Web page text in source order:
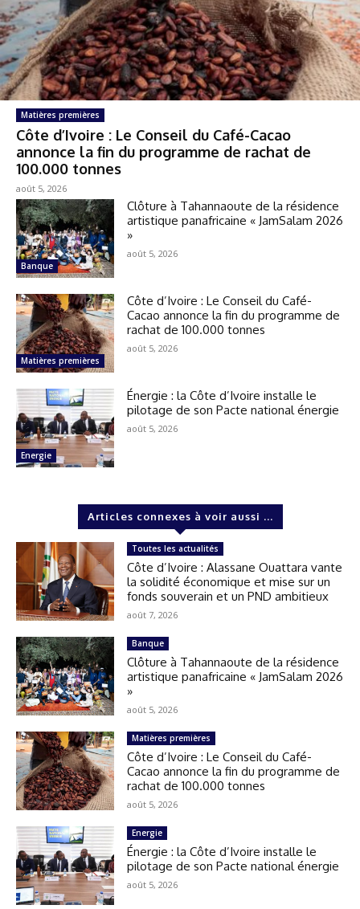
Matières premières
Côte d’Ivoire : Le Conseil du Café-Cacao
annonce la fin du programme de rachat de
100.000 tonnes
août 5, 2026
Banque
Clôture à Tahannaoute de la résidence
artistique panafricaine « JamSalam 2026
»
août 5, 2026
Matières premières
Côte d’Ivoire : Le Conseil du Café-
Cacao annonce la fin du programme de
rachat de 100.000 tonnes
août 5, 2026
Energie
Énergie : la Côte d’Ivoire installe le
pilotage de son Pacte national énergie
août 5, 2026
Articles connexes à voir aussi ...
Toutes les actualités
Côte d’Ivoire : Alassane Ouattara vante
la solidité économique et mise sur un
fonds souverain et un PND ambitieux
août 7, 2026
Banque
Clôture à Tahannaoute de la résidence
artistique panafricaine « JamSalam 2026
»
août 5, 2026
Matières premières
Côte d’Ivoire : Le Conseil du Café-
Cacao annonce la fin du programme de
rachat de 100.000 tonnes
août 5, 2026
Energie
Énergie : la Côte d’Ivoire installe le
pilotage de son Pacte national énergie
août 5, 2026